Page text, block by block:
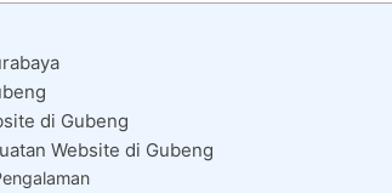
di Gubeng
Website di Gubeng